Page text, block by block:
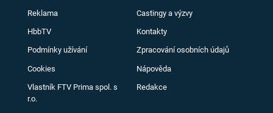
Reklama Castingy a výzvy
HbbTV Kontakty
Podmínky užívání Zpracování osobních údajů
Cookies Nápověda
Vlastník FTV Prima spol. s
r.o.
Redakce